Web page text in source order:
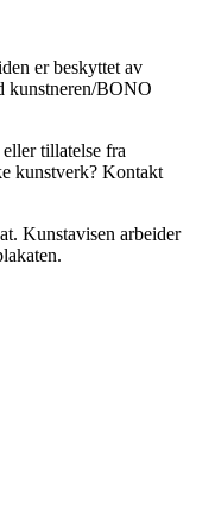
er beskyttet av
kunstneren/BONO
tillatelse fra
kunstverk? Kontakt
Kunstavisen arbeider